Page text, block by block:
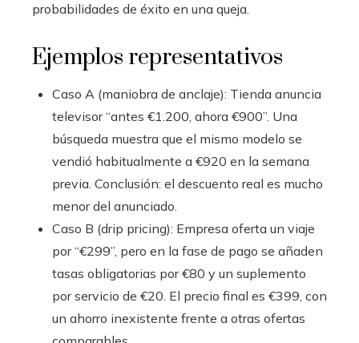
probabilidades de éxito en una queja.
Ejemplos representativos
Caso A (maniobra de anclaje): Tienda anuncia
televisor “antes €1.200, ahora €900”. Una
búsqueda muestra que el mismo modelo se
vendió habitualmente a €920 en la semana
previa. Conclusión: el descuento real es mucho
menor del anunciado.
Caso B (drip pricing): Empresa oferta un viaje
por “€299”, pero en la fase de pago se añaden
tasas obligatorias por €80 y un suplemento
por servicio de €20. El precio final es €399, con
un ahorro inexistente frente a otras ofertas